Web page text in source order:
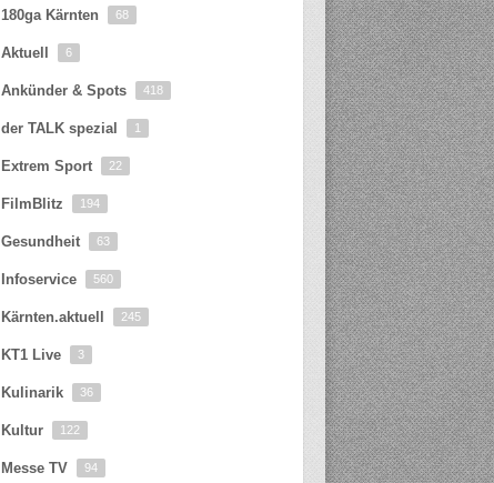
180ga Kärnten 68
Aktuell 6
Ankünder & Spots 418
der TALK spezial 1
Extrem Sport 22
FilmBlitz 194
Gesundheit 63
Infoservice 560
Kärnten.aktuell 245
KT1 Live 3
Kulinarik 36
Kultur 122
Messe TV 94